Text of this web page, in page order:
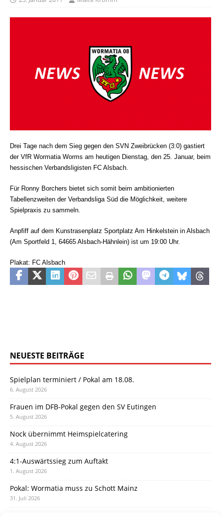
Drei Tage nach dem Sieg gegen den SVN Zweibrücken (3:0) gastiert
der VfR Wormatia Worms am heutigen Dienstag, den 25. Januar, beim
hessischen Verbandsligisten FC Alsbach.
Für Ronny Borchers bietet sich somit beim ambitionierten
Tabellenzweiten der Verbandsliga Süd die Möglichkeit, weitere
Spielpraxis zu sammeln.
Anpfiff auf dem Kunstrasenplatz Sportplatz Am Hinkelstein in Alsbach
(Am Sportfeld 1, 64665 Alsbach-Hähnlein) ist um 19:00 Uhr.
Plakat: FC Alsbach
NEUESTE BEITRÄGE
Spielplan terminiert / Pokal am 18.08.
6. August 2026
Frauen im DFB-Pokal gegen den SV Eutingen
5. August 2026
Nock übernimmt Heimspielcatering
4. August 2026
4:1-Auswärtssieg zum Auftakt
1. August 2026
Pokal: Wormatia muss zu Schott Mainz
31. Juli 2026